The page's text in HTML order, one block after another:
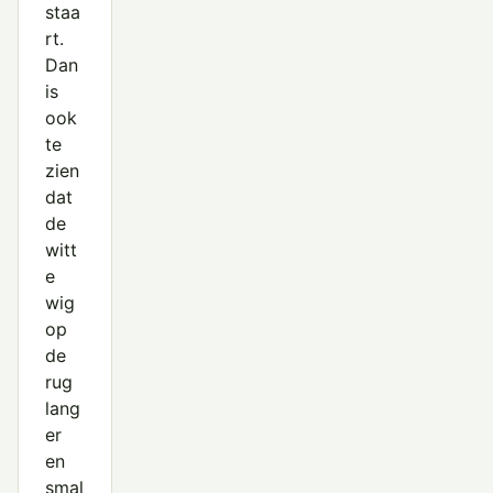
staa
rt.
Dan
is
ook
te
zien
dat
de
witt
e
wig
op
de
rug
lang
er
en
smal